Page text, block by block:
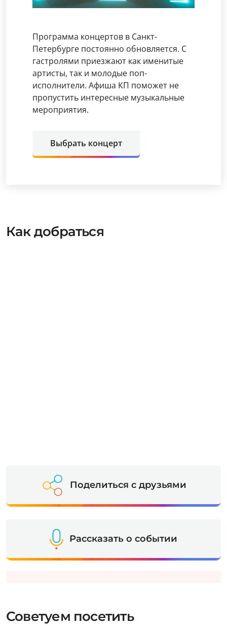
Программа концертов в Санкт-
Петербурге постоянно обновляется. С
гастролями приезжают как именитые
артисты, так и молодые поп-
исполнители. Афиша КП поможет не
пропустить интересные музыкальные
мероприятия.
Выбрать концерт
Как добраться
Поделиться с друзьями
Рассказать о событии
Советуем посетить